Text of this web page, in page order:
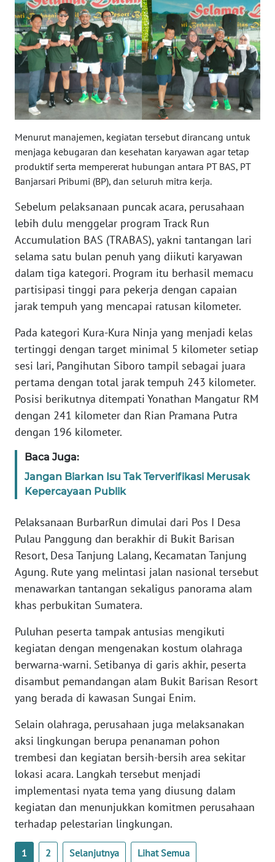
Menurut manajemen, kegiatan tersebut dirancang untuk
menjaga kebugaran dan kesehatan karyawan agar tetap
produktif serta mempererat hubungan antara PT BAS, PT
Banjarsari Pribumi (BP), dan seluruh mitra kerja.
Sebelum pelaksanaan puncak acara, perusahaan
lebih dulu menggelar program Track Run
Accumulation BAS (TRABAS), yakni tantangan lari
selama satu bulan penuh yang diikuti karyawan
dalam tiga kategori. Program itu berhasil memacu
partisipasi tinggi para pekerja dengan capaian
jarak tempuh yang mencapai ratusan kilometer.
Pada kategori Kura-Kura Ninja yang menjadi kelas
tertinggi dengan target minimal 5 kilometer setiap
sesi lari, Pangihutan Siboro tampil sebagai juara
pertama dengan total jarak tempuh 243 kilometer.
Posisi berikutnya ditempati Yonathan Mangatur RM
dengan 241 kilometer dan Rian Pramana Putra
dengan 196 kilometer.
Baca Juga:
Jangan Biarkan Isu Tak Terverifikasi Merusak
Kepercayaan Publik
Pelaksanaan BurbarRun dimulai dari Pos I Desa
Pulau Panggung dan berakhir di Bukit Barisan
Resort, Desa Tanjung Lalang, Kecamatan Tanjung
Agung. Rute yang melintasi jalan nasional tersebut
menawarkan tantangan sekaligus panorama alam
khas perbukitan Sumatera.
Puluhan peserta tampak antusias mengikuti
kegiatan dengan mengenakan kostum olahraga
berwarna-warni. Setibanya di garis akhir, peserta
disambut pemandangan alam Bukit Barisan Resort
yang berada di kawasan Sungai Enim.
Selain olahraga, perusahaan juga melaksanakan
aksi lingkungan berupa penanaman pohon
trembesi dan kegiatan bersih-bersih area sekitar
lokasi acara. Langkah tersebut menjadi
implementasi nyata tema yang diusung dalam
kegiatan dan menunjukkan komitmen perusahaan
terhadap pelestarian lingkungan.
1 2 Selanjutnya Lihat Semua
WN
NTT
WN
KEPRI
WN
PAPUA
WN
PAPUA
WN
RIAU
WN
JAMBI
WN
SULTRA
WN
NTB
WN
WN
SULBAR
WN
BABEL
WN
SUMSEL
WN
LAMPUNG
WN
JATENG
WN
NUSANTARA
WN
JOGJA